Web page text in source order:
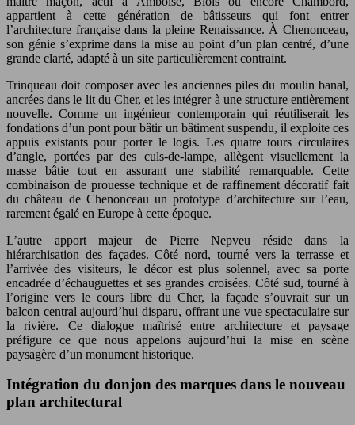
appartient à cette génération de bâtisseurs qui font entrer
l’architecture française dans la pleine Renaissance. À Chenonceau,
son génie s’exprime dans la mise au point d’un plan centré, d’une
grande clarté, adapté à un site particulièrement contraint.
Trinqueau doit composer avec les anciennes piles du moulin banal,
ancrées dans le lit du Cher, et les intégrer à une structure entièrement
nouvelle. Comme un ingénieur contemporain qui réutiliserait les
fondations d’un pont pour bâtir un bâtiment suspendu, il exploite ces
appuis existants pour porter le logis. Les quatre tours circulaires
d’angle, portées par des culs-de-lampe, allègent visuellement la
masse bâtie tout en assurant une stabilité remarquable. Cette
combinaison de prouesse technique et de raffinement décoratif fait
du château de Chenonceau un prototype d’architecture sur l’eau,
rarement égalé en Europe à cette époque.
L’autre apport majeur de Pierre Nepveu réside dans la
hiérarchisation des façades. Côté nord, tourné vers la terrasse et
l’arrivée des visiteurs, le décor est plus solennel, avec sa porte
encadrée d’échauguettes et ses grandes croisées. Côté sud, tourné à
l’origine vers le cours libre du Cher, la façade s’ouvrait sur un
balcon central aujourd’hui disparu, offrant une vue spectaculaire sur
la rivière. Ce dialogue maîtrisé entre architecture et paysage
préfigure ce que nous appelons aujourd’hui la mise en scène
paysagère d’un monument historique.
Intégration du donjon des marques dans le nouveau
plan architectural